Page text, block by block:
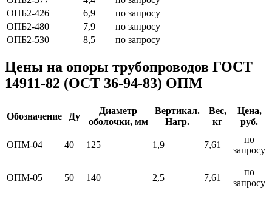
ОПБ2-426
6,9
по запросу
ОПБ2-480
7,9
по запросу
ОПБ2-530
8,5 по запросу
Цены на опоры трубопроводов ГОСТ
14911-82 (ОСТ 36-94-83) ОПМ
Обозначение Ду
Диаметр
оболочки, мм
Вертикал.
Нагр.
Вес,
кг
Цена,
руб.
ОПМ-04 40 125 1,9 7,61
по
запросу
ОПМ-05 50 140 2,5 7,61
по
запросу